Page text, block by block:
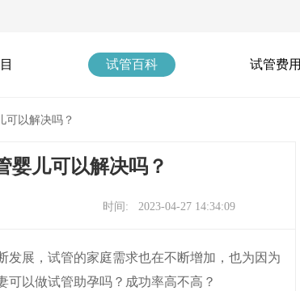
试管百科 试管费用
可以解决吗？
婴儿可以解决吗？
时间: 2023-04-27 14:34:09
展，试管的家庭需求也在不断增加，也为因为
以做试管助孕吗？成功率高不高？